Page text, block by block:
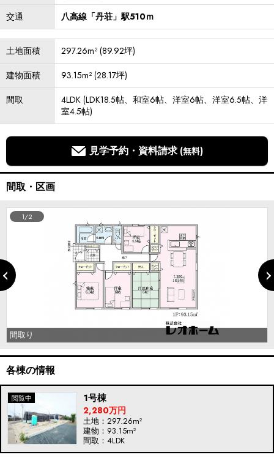
交通 八高線「丹荘」駅510ｍ
土地面積
297.26m² (89.92坪)
建物面積
93.15m² (28.17坪)
間取
4LDK (LDK18.5帖、和室6帖、洋室6帖、洋室6.5帖、洋
室4.5帖)
見学予約・資料請求 (無料)
間取・区画
間取り
1/2
各棟の情報
1号棟
2,280万円
土地：297.26m²
建物：93.15m²
間取：4LDK